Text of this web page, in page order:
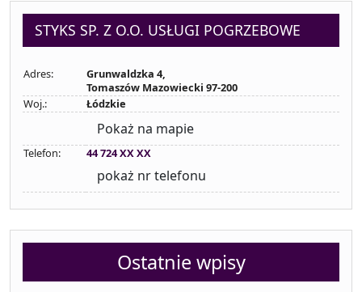
STYKS SP. Z O.O. USŁUGI POGRZEBOWE
Adres:
Grunwaldzka 4,
Tomaszów Mazowiecki 97-200
Woj.:
Łódzkie
Pokaż na mapie
Telefon: 44 724 XX XX
pokaż nr telefonu
Ostatnie wpisy